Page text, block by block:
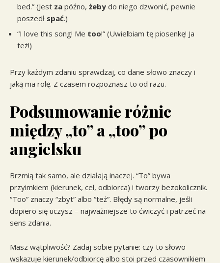
bed.” (Jest za późno, żeby do niego dzwonić, pewnie
poszedł spać.)
“I love this song! Me too!” (Uwielbiam tę piosenkę! Ja
też!)
Przy każdym zdaniu sprawdzaj, co dane słowo znaczy i
jaką ma rolę. Z czasem rozpoznasz to od razu.
Podsumowanie różnic
między „to” a „too” po
angielsku
Brzmią tak samo, ale działają inaczej. “To” bywa
przyimkiem (kierunek, cel, odbiorca) i tworzy bezokolicznik.
“Too” znaczy “zbyt” albo “też”. Błędy są normalne, jeśli
dopiero się uczysz – najważniejsze to ćwiczyć i patrzeć na
sens zdania.
Masz wątpliwość? Zadaj sobie pytanie: czy to słowo
wskazuje kierunek/odbiorcę albo stoi przed czasownikiem